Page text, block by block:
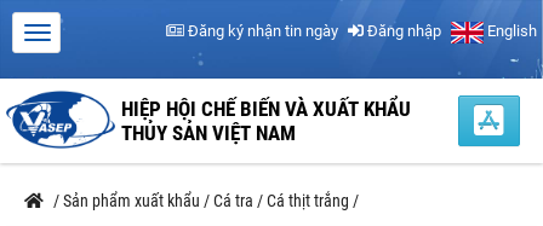
Đăng ký nhận tin ngày Đăng nhập English
HIỆP HỘI CHẾ BIẾN VÀ XUẤT KHẨU
THỦY SẢN VIỆT NAM
/Sản phẩm xuất khẩu /Cá tra /Cá thịt trắng /